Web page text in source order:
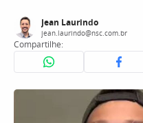
Jean Laurindo
jean.laurindo@nsc.com.br
Compartilhe: